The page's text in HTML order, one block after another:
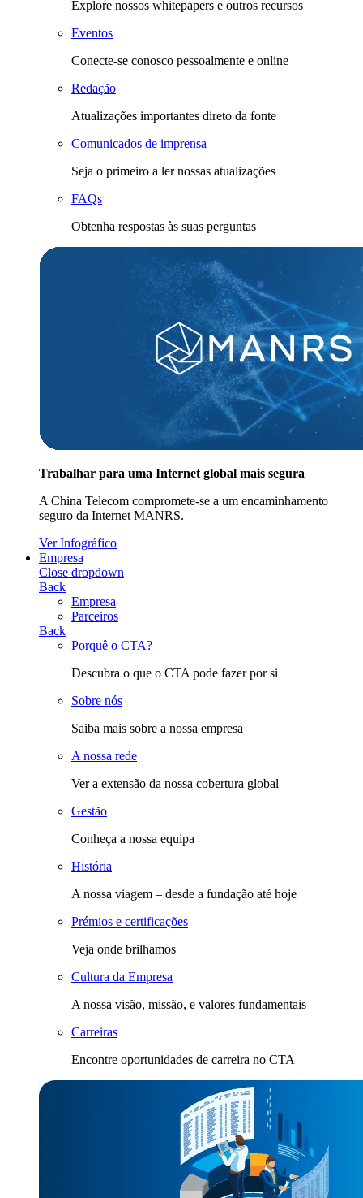
Explore nossos whitepapers e outros recursos
Eventos
Conecte-se conosco pessoalmente e online
Redação
Atualizações importantes direto da fonte
Comunicados de imprensa
Seja o primeiro a ler nossas atualizações
FAQs
Obtenha respostas às suas perguntas
Trabalhar para uma Internet global mais segura
A China Telecom compromete-se a um encaminhamento
seguro da Internet MANRS.
Ver Infográfico
Empresa
Close dropdown
Back
Empresa
Parceiros
Back
Porquê o CTA?
Descubra o que o CTA pode fazer por si
Sobre nós
Saiba mais sobre a nossa empresa
A nossa rede
Ver a extensão da nossa cobertura global
Gestão
Conheça a nossa equipa
História
A nossa viagem – desde a fundação até hoje
Prémios e certificações
Veja onde brilhamos
Cultura da Empresa
A nossa visão, missão, e valores fundamentais
Carreiras
Encontre oportunidades de carreira no CTA